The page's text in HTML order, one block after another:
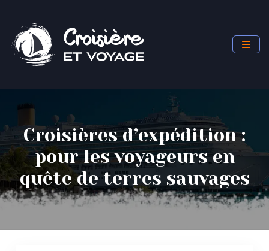
Croisières d’expédition :
pour les voyageurs en
quête de terres sauvages